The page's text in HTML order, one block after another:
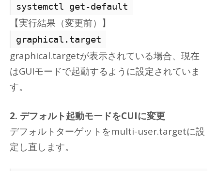
systemctl get-default
【実行結果（変更前）】
graphical.target
graphical.targetが表示されている場合、現在
はGUIモードで起動するように設定されていま
す。
2. デフォルト起動モードをCUIに変更
デフォルトターゲットをmulti-user.targetに設
定し直します。